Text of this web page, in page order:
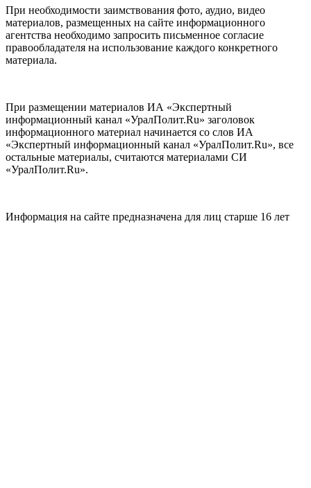
При необходимости заимствования фото, аудио, видео
материалов, размещенных на сайте информационного
агентства необходимо запросить письменное согласие
правообладателя на использование каждого конкретного
материала.
При размещении материалов ИА «Экспертный
информационный канал «УралПолит.Ru» заголовок
информационного материал начинается со слов ИА
«Экспертный информационный канал «УралПолит.Ru», все
остальные материалы, считаются материалами СИ
«УралПолит.Ru».
Информация на сайте предназначена для лиц старше 16 лет